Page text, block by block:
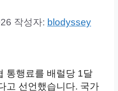
작성자: blodyssey
통행료를 배럴당 1달
고 선언했습니다. 국가